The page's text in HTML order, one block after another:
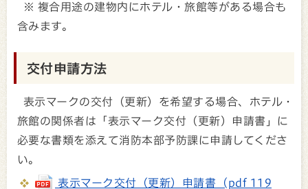
※ 複合用途の建物内にホテル・旅館等がある場合も
含みます。
交付申請方法
表示マークの交付（更新）を希望する場合、ホテル・
旅館の関係者は「表示マーク交付（更新）申請書」に
必要な書類を添えて消防本部予防課に申請してくださ
い。
表示マーク交付（更新）申請書 (pdf 119